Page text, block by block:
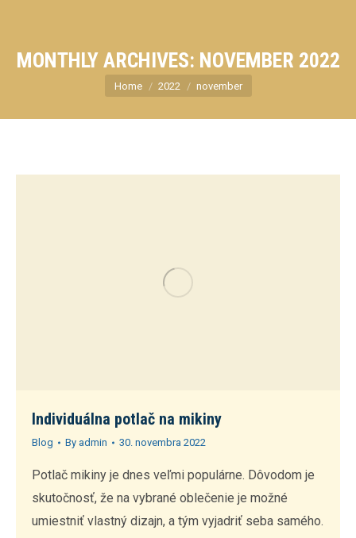
MONTHLY ARCHIVES: NOVEMBER 2022
You are here:
Home 2022 november
Individuálna potlač na mikiny
Blog By admin 30. novembra 2022
Potlač mikiny je dnes veľmi populárne. Dôvodom je
skutočnosť, že na vybrané oblečenie je možné
umiestniť vlastný dizajn, a tým vyjadriť seba samého.